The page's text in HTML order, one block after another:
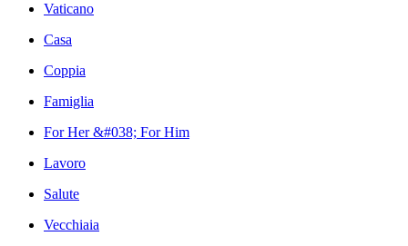
Vaticano
Casa
Coppia
Famiglia
For Her &#038; For Him
Lavoro
Salute
Vecchiaia